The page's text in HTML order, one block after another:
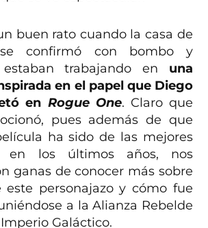
buen rato cuando la casa de
confirmó con bombo y
trabajando en una
en el papel que Diego
en Rogue One. Claro que
pues además de que
ha sido de las mejores
los últimos años, nos
ganas de conocer más sobre
este personajazo y cómo fue
a la Alianza Rebelde
Galáctico.